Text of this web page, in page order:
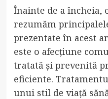
Înainte de a încheia,
rezumăm
prezentate în acest
este o afecțiune
tratată și prevenită
eficiente.
unui stil de viață